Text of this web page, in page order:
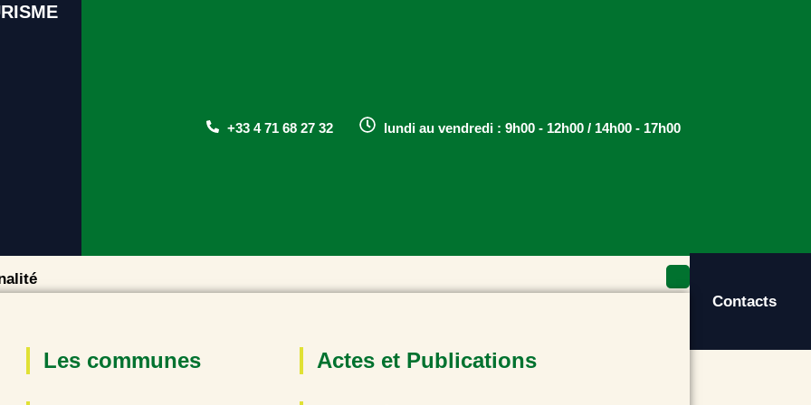
+33 4 71 68 27 32 lundi au vendredi : 9h00 - 12h00 / 14h00 - 17h00
Les communes Actes et Publications
Contacts